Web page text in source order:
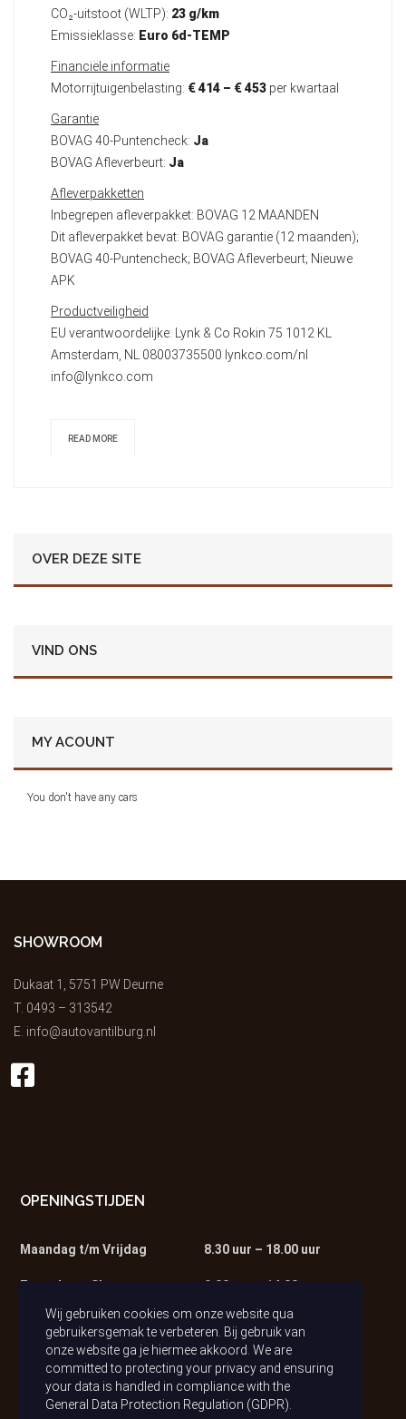
CO₂-uitstoot (WLTP): 23 g/km
Emissieklasse: Euro 6d-TEMP
Financiële informatie
Motorrijtuigenbelasting: € 414 – € 453 per kwartaal
Garantie
BOVAG 40-Puntencheck: Ja
BOVAG Afleverbeurt: Ja
Afleverpakketten
Inbegrepen afleverpakket: BOVAG 12 MAANDEN
Dit afleverpakket bevat: BOVAG garantie (12 maanden);
BOVAG 40-Puntencheck; BOVAG Afleverbeurt; Nieuwe
APK
Productveiligheid
EU verantwoordelijke: Lynk & Co Rokin 75 1012 KL
Amsterdam, NL 08003735500 lynkco.com/nl
info@lynkco.com
READ MORE
OVER DEZE SITE
VIND ONS
MY ACOUNT
You don't have any cars
SHOWROOM
Dukaat 1, 5751 PW Deurne
T. 0493 – 313542
E. info@autovantilburg.nl
OPENINGSTIJDEN
Maandag t/m Vrijdag 8.30 uur – 18.00 uur
Zaterdag – Showroom 9.00 uur – 14.00 uur
Zaterdag – Werkplaats 9.00 uur – 13.00 uur
Wij gebruiken cookies om onze website qua
gebruikersgemak te verbeteren. Bij gebruik van
onze website ga je hiermee akkoord. We are
committed to protecting your privacy and ensuring
your data is handled in compliance with the
General Data Protection Regulation (GDPR)